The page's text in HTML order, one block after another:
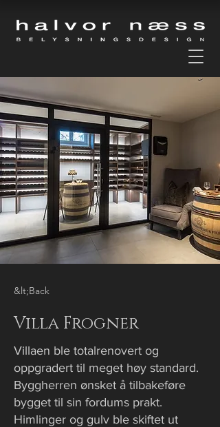
&lt;Back
Villa Frogner
Villaen ble totalrenovert og
oppgradert til meget høy standard.
Byggherren ønsket å tilbakeføre
bygget til sin fordums prakt.
Himlinger og gulv ble skiftet ut